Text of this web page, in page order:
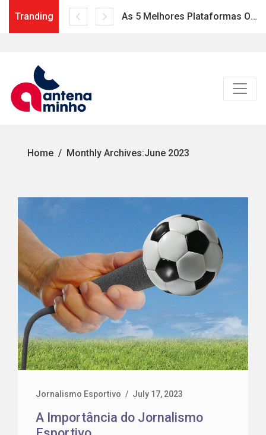
Skip
Tranding As 5 Melhores Plataformas Online para Acompanhar Esportes
Home Monthly Archives:June 2023
Jornalismo Esportivo / July 17, 2023
A Importância do Jornalismo